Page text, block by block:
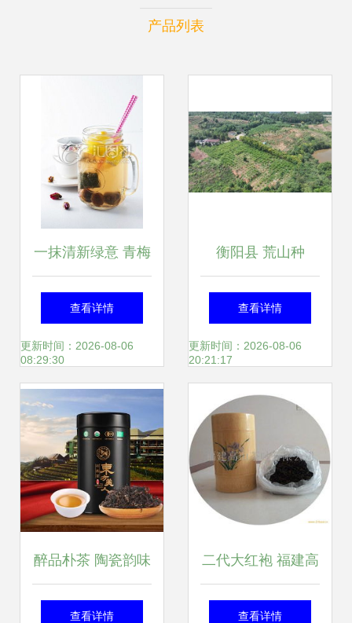
产品列表
一抹清新绿意 青梅
绿茶与西餐陶瓷的
雅致碰撞
查看详情
更新时间：2026-08-06
08:29:30
衡阳县 荒山种
下“摇钱树” 万亩金
槐结“金米” 陶瓷
查看详情
更新时间：2026-08-06
20:21:17
醉品朴茶 陶瓷韵味
与茶香的完美融合
查看详情
二代大红袍 福建高
山茶叶的匠心传承
查看详情